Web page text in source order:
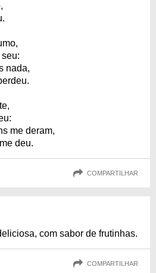
nada,
me deram,
deu.
COMPARTILHAR
com sabor de frutinhas.
COMPARTILHAR